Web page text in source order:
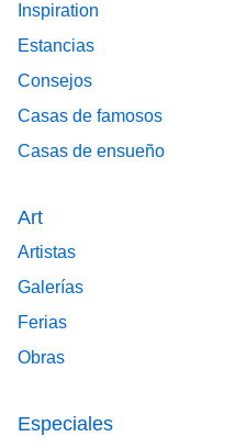
Inspiration
Estancias
Consejos
Casas de famosos
Casas de ensueño
Art
Artistas
Galerías
Ferias
Obras
Especiales